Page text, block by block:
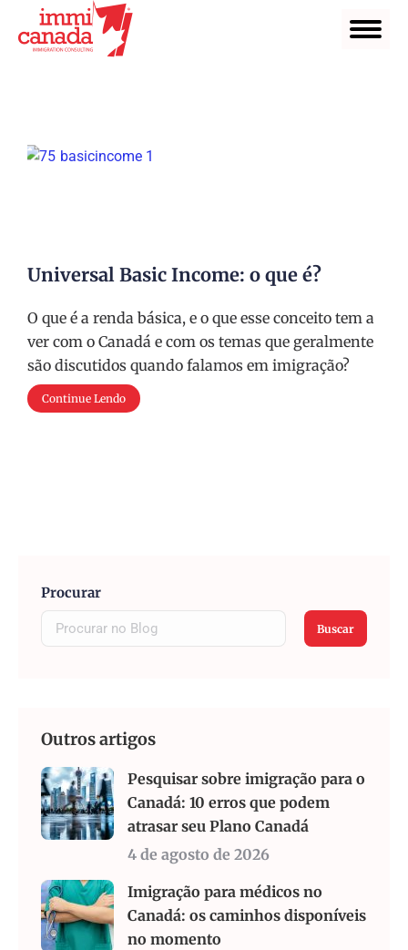
Universal Basic Income: o que é?
O que é a renda básica, e o que esse conceito tem a
ver com o Canadá e com os temas que geralmente
são discutidos quando falamos em imigração?
Continue Lendo
Procurar
Buscar
Outros artigos
Pesquisar sobre imigração para o
Canadá: 10 erros que podem
atrasar seu Plano Canadá
4 de agosto de 2026
Imigração para médicos no
Canadá: os caminhos disponíveis
no momento